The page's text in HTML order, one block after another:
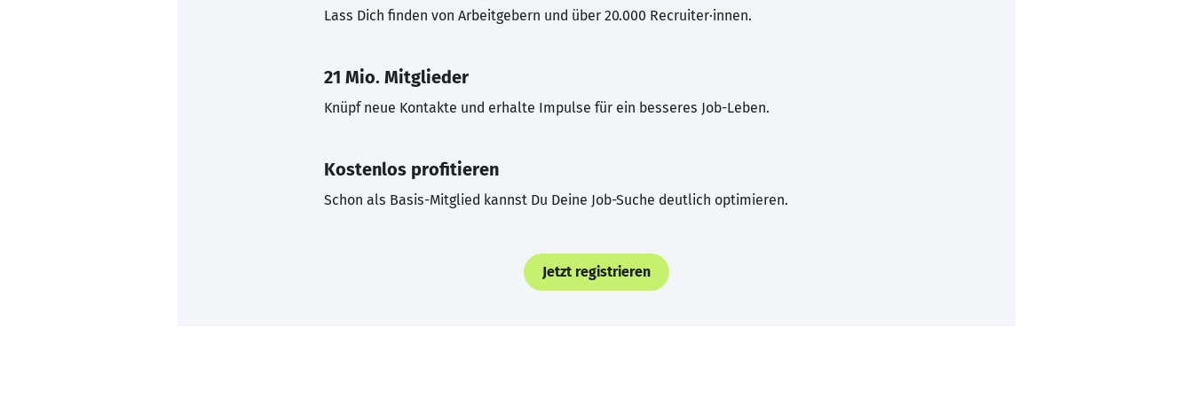
Lass Dich finden von Arbeitgebern und über 20.000 Recruiter·innen.
21 Mio. Mitglieder
Knüpf neue Kontakte und erhalte Impulse für ein besseres Job-Leben.
Kostenlos profitieren
Schon als Basis-Mitglied kannst Du Deine Job-Suche deutlich optimieren.
Jetzt registrieren